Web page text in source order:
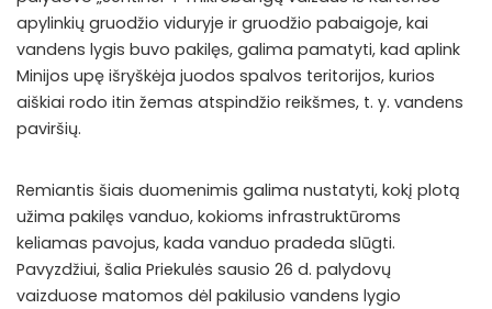
apylinkių gruodžio viduryje ir gruodžio pabaigoje, kai
vandens lygis buvo pakilęs, galima pamatyti, kad aplink
Minijos upę išryškėja juodos spalvos teritorijos, kurios
aiškiai rodo itin žemas atspindžio reikšmes, t. y. vandens
paviršių.
Remiantis šiais duomenimis galima nustatyti, kokį plotą
užima pakilęs vanduo, kokioms infrastruktūroms
keliamas pavojus, kada vanduo pradeda slūgti.
Pavyzdžiui, šalia Priekulės sausio 26 d. palydovų
vaizduose matomos dėl pakilusio vandens lygio